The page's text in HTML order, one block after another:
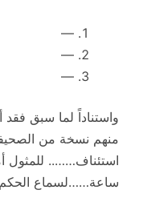
—
—
—
واستناداً لما سبق
منهم نسخة من
استئناف…….. للمثول
ساعة……لسماع الحكم